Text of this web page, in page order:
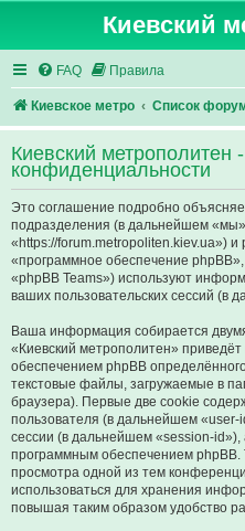
Киевский
FAQ Правила
Киевское метро Список
Киевский метрополитен
конфиденциальности
Это соглашение подробно
подразделения (в дальнейшем
«https://forum.metropoliten.kiev.ua»)
«программное обеспечение
«phpBB Teams») используют
ваших пользовательских сессий
Ваша информация собирается
«Киевский метрополитен»
обеспечением phpBB
текстовые файлы, загружаемые в
браузера). Первые две cookie
пользователя (в дальнейшем
сессии (в дальнейшем «session-
программным обеспечением phpBB.
просмотра одной из тем
использоваться для хранения
повышая таким образом удобство